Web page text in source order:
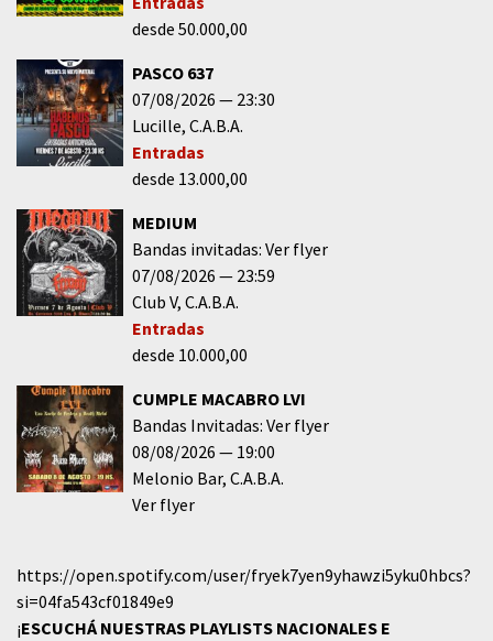
desde 50.000,00
PASCO 637
07/08/2026
23:30
Lucille C.A.B.A.
Entradas
desde 13.000,00
MEDIUM
Bandas invitadas: Ver flyer
07/08/2026
23:59
Club V C.A.B.A.
Entradas
desde 10.000,00
CUMPLE MACABRO LVI
Bandas Invitadas: Ver flyer
08/08/2026
19:00
Melonio Bar C.A.B.A.
Ver flyer
https://open.spotify.com/user/fryek7yen9yhawzi5yku0hbcs?
si=04fa543cf01849e9
¡ESCUCHÁ NUESTRAS PLAYLISTS NACIONALES E